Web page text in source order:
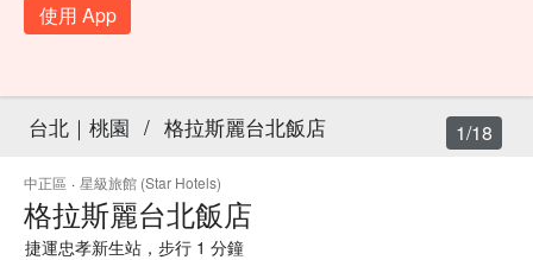
使用 App
台北｜桃園 / 格拉斯麗台北飯店
中正區 · 星級旅館 (Star Hotels)
格拉斯麗台北飯店
捷運忠孝新生站，步行 1 分鐘
1/18